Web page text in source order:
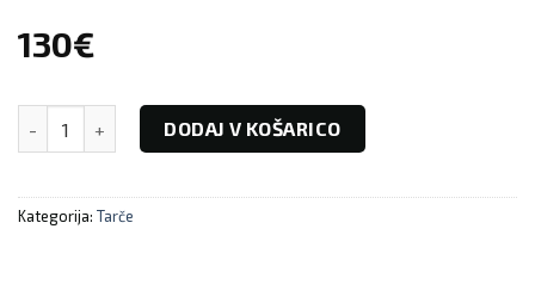
130€
DODAJ V KOŠARICO
Kategorija: Tarče